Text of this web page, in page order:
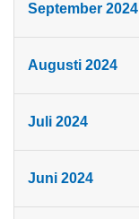
September 2024
Augusti 2024
Juli 2024
Juni 2024